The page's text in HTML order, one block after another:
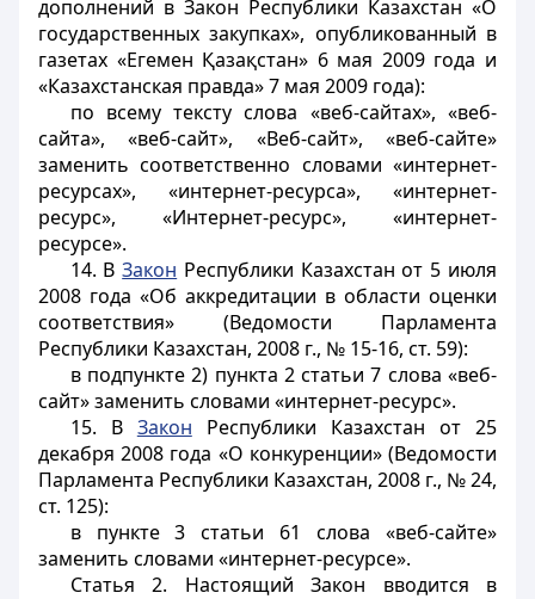
дополнений в Закон Республики Казахстан «О
государственных закупках», опубликованный в
газетах «Егемен Қазақстан» 6 мая 2009 года и
«Казахстанская правда» 7 мая 2009 года):
по всему тексту слова «веб-сайтах», «веб-
сайта», «веб-сайт», «Веб-сайт», «веб-сайте»
заменить соответственно словами «интернет-
ресурсах», «интернет-ресурса», «интернет-
ресурс», «Интернет-ресурс», «интернет-
ресурсе».
14. ВЗакон Республики Казахстан от 5 июля
2008 года «Об аккредитации в области оценки
соответствия» (Ведомости Парламента
Республики Казахстан, 2008 г., № 15-16, ст. 59):
в подпункте 2) пункта 2 статьи 7 слова «веб-
сайт» заменить словами «интернет-ресурс».
15. В Закон Республики Казахстан от 25
декабря 2008 года «О конкуренции» (Ведомости
Парламента Республики Казахстан, 2008 г., № 24,
ст. 125):
в пункте 3 статьи 61 слова «веб-сайте»
заменить словами «интернет-ресурсе».
Статья 2. Настоящий Закон вводится в